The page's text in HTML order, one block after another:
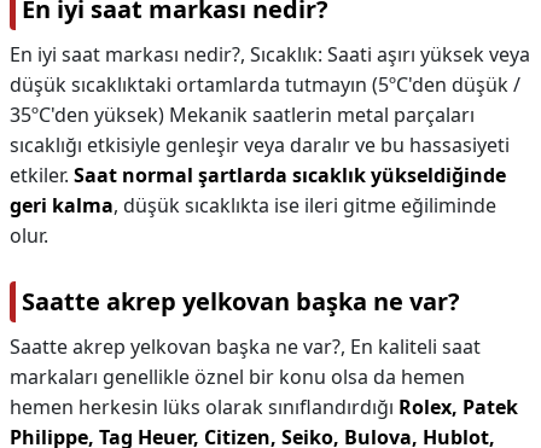
En iyi saat markası nedir?
En iyi saat markası nedir?, Sıcaklık: Saati aşırı yüksek veya
düşük sıcaklıktaki ortamlarda tutmayın (5ºC'den düşük /
35ºC'den yüksek) Mekanik saatlerin metal parçaları
sıcaklığı etkisiyle genleşir veya daralır ve bu hassasiyeti
etkiler. Saat normal şartlarda sıcaklık yükseldiğinde
geri kalma, düşük sıcaklıkta ise ileri gitme eğiliminde
olur.
Saatte akrep yelkovan başka ne var?
Saatte akrep yelkovan başka ne var?, En kaliteli saat
markaları genellikle öznel bir konu olsa da hemen
hemen herkesin lüks olarak sınıflandırdığı Rolex, Patek
Philippe, Tag Heuer, Citizen, Seiko, Bulova, Hublot,